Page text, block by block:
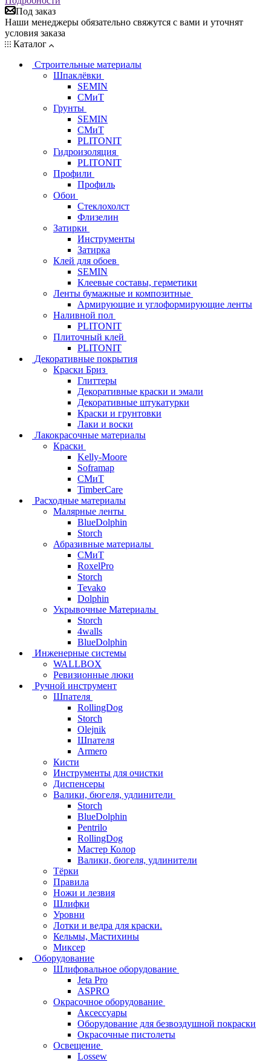
Под заказ
Наши менеджеры обязательно свяжутся с вами и уточнят
условия заказа
Каталог
Строительные материалы
Шпаклёвки
SEMIN
СМиТ
Грунты
SEMIN
СМиТ
PLITONIT
Гидроизоляция
PLITONIT
Профили
Профиль
Обои
Стеклохолст
Флизелин
Затирки
Инструменты
Затирка
Клей для обоев
SEMIN
Клеевые составы, герметики
Ленты бумажные и композитные
Армирующие и углоформирующие ленты
Наливной пол
PLITONIT
Плиточный клей
PLITONIT
Декоративные покрытия
Краски Бриз
Глиттеры
Декоративные краски и эмали
Декоративные штукатурки
Краски и грунтовки
Лаки и воски
Лакокрасочные материалы
Краски
Kelly-Moore
Soframap
СМиТ
TimberCare
Расходные материалы
Малярные ленты
BlueDolphin
Storch
Абразивные материалы
СМиТ
RoxelPro
Storch
Tevako
Dolphin
Укрывочные Материалы
Storch
4walls
BlueDolphin
Инженерные системы
WALLBOX
Ревизионные люки
Ручной инструмент
Шпателя
RollingDog
Storch
Olejnik
Шпателя
Armero
Кисти
Инструменты для очистки
Диспенсеры
Валики, бюгеля, удлинители
Storch
BlueDolphin
Pentrilo
RollingDog
Мастер Колор
Валики, бюгеля, удлинители
Тёрки
Правила
Ножи и лезвия
Шлифки
Уровни
Лотки и ведра для краски.
Кельмы, Мастихины
Миксер
Оборудование
Шлифовальное оборудование
Jeta Pro
ASPRO
Окрасочное оборудование
Аксессуары
Оборудование для безвоздушной покраски
Окрасочные пистолеты
Освещение
Lossew